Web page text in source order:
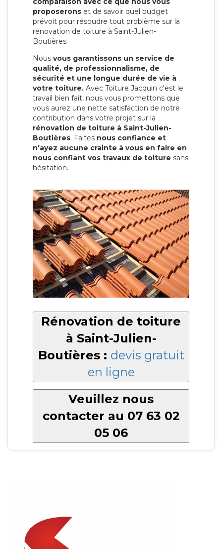
proposerons et de savoir quel budget
prévoit pour résoudre tout problème sur la
rénovation de toiture à Saint-Julien-
Boutières.
Nous vous garantissons un service de
qualité, de professionnalisme, de
sécurité et une longue durée de vie à
votre toiture. Avec Toiture Jacquin c'est le
travail bien fait, nous vous promettons que
vous aurez une nette satisfaction de notre
contribution dans votre projet sur la
rénovation de toiture à Saint-Julien-
Boutières. Faites nous confiance et
n'ayez aucune crainte à vous en faire en
nous confiant vos travaux de toiture sans
hésitation.
Rénovation de toiture
à Saint-Julien-
Boutières : devis gratuit
en ligne
Veuillez nous
contacter au 07 63 02
05 06